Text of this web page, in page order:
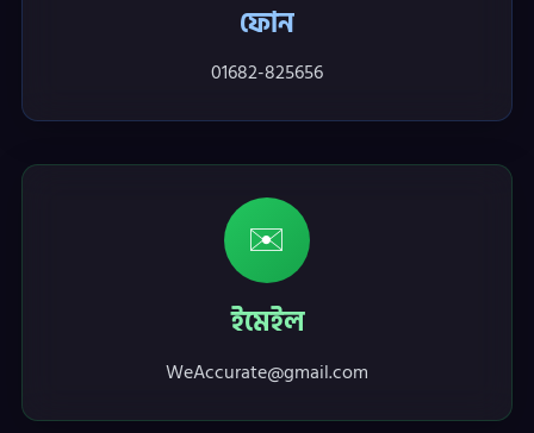
ফোন
01682-825656
✉️
ইমেইল
WeAccurate@gmail.com